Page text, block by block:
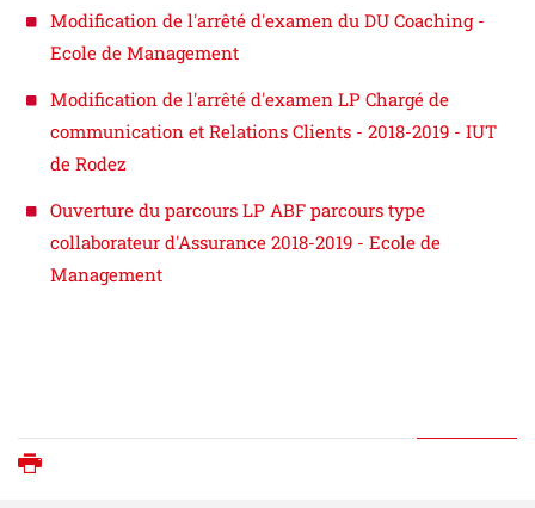
Modification de l'arrêté d'examen du DU Coaching -
Ecole de Management
Modification de l'arrêté d'examen LP Chargé de
communication et Relations Clients - 2018-2019 - IUT
de Rodez
Ouverture du parcours LP ABF parcours type
collaborateur d'Assurance 2018-2019 - Ecole de
Management